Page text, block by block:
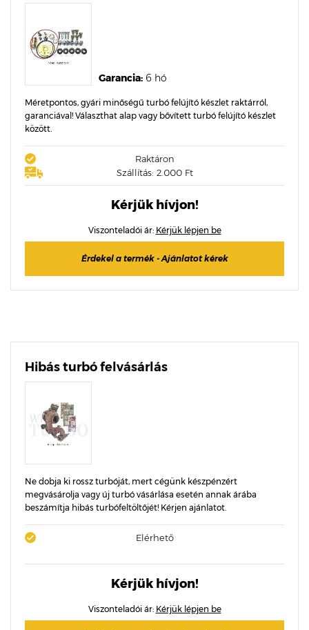
Garancia: 6 hó
Méretpontos, gyári minőségű turbó felújító készlet raktárról,
garanciával! Választhat alap vagy bővített turbó felújító készlet
között.
Raktáron
Szállítás: 2.000 Ft
Kérjük hívjon!
Viszonteladói ár: Kérjük lépjen be
Érdekel a termék - Ajánlatot kérek
Hibás turbó felvásárlás
Ne dobja ki rossz turbóját, mert cégünk készpénzért
megvásárolja vagy új turbó vásárlása esetén annak árába
beszámítja hibás turbófeltöltőjét! Kérjen ajánlatot.
Elérhető
Kérjük hívjon!
Viszonteladói ár: Kérjük lépjen be